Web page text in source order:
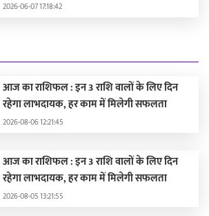
2026-06-07 17:18:42
आज का राशिफल : इन 3 राशि वालों के लिए दिन
रहेगा लाभदायक, हर काम में मिलेगी सफलता
2026-08-06 12:21:45
आज का राशिफल : इन 3 राशि वालों के लिए दिन
रहेगा लाभदायक, हर काम में मिलेगी सफलता
2026-08-05 13:21:55